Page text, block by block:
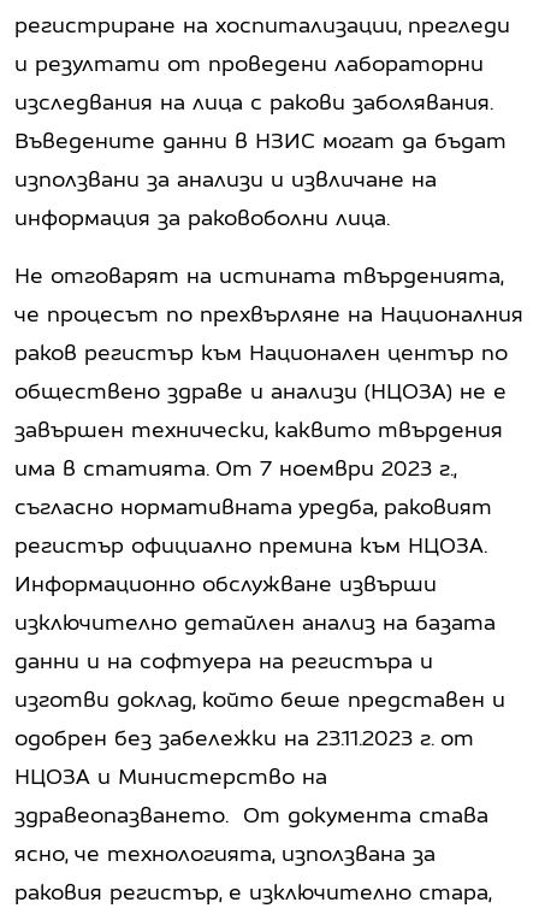
регистриране на хоспитализации, прегледи
и резултати от проведени лабораторни
изследвания на лица с ракови заболявания.
Въведените данни в НЗИС могат да бъдат
използвани за анализи и извличане на
информация за раковоболни лица.
Не отговарят на истината твърденията,
че процесът по прехвърляне на Националния
раков регистър към Национален център по
обществено здраве и анализи (НЦОЗА) не е
завършен технически, каквито твърдения
има в статията. От 7 ноември 2023 г.,
съгласно нормативната уредба, раковият
регистър официално премина към НЦОЗА.
Информационно обслужване извърши
изключително детайлен анализ на базата
данни и на софтуера на регистъра и
изготви доклад, който беше представен и
одобрен без забележки на 23.11.2023 г. от
НЦОЗА и Министерство на
здравеопазването. От документа става
ясно, че технологията, използвана за
раковия регистър, е изключително стара,